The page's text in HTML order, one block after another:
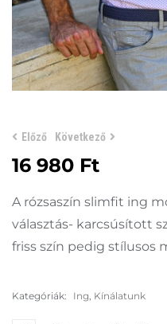
Előző Következő
16 980 Ft
A rózsaszín slimfit ing
választás- karcsúsított
friss szín pedig stílusos
Kategóriák: Ing Kínálatunk